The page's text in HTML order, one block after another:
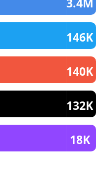
146K
140K
132K
18K